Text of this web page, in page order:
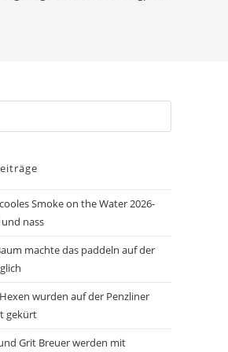
Escape
Smoke on the Water 2026-
nass
machte das paddeln auf der
wurden auf der Penzliner
gekürt
Grit Breuer werden mit